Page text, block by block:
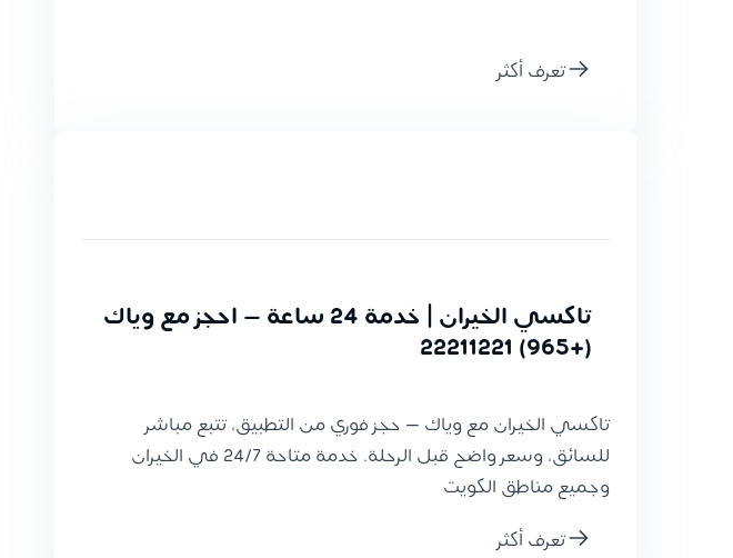
تعرف أكثر
تاكسي الخيران | خدمة 24 ساعة — احجز مع وياك
(+965) 22211221
تاكسي الخيران مع وياك — حجز فوري من التطبيق، تتبع مباشر
للسائق، وسعر واضح قبل الرحلة. خدمة متاحة 24/7 في الخيران
وجميع مناطق الكويت
تعرف أكثر